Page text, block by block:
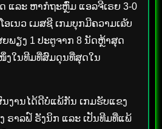
ແລະ ຫາກໍຖະຫຼົ່ມ ແອລຈີເຣຍ 3-0
ເນວ ເມສຊີ ເກມບຸກມີຄວາມເຉັບ
ພຽງ 1 ປະຕູຈາກ 8 ນັດຫຼ້າສຸດ
ງໃນທີມທີ່ສົມດຸນທີ່ສຸດໃນ
ນງານໄດ້ດີບໍ່ແພ້ກັນ ເກມຮັບແຂງ
ຣາລຟ໌ ຣັງນິກ ແລະ ເປັນທີມທີ່ແພ້